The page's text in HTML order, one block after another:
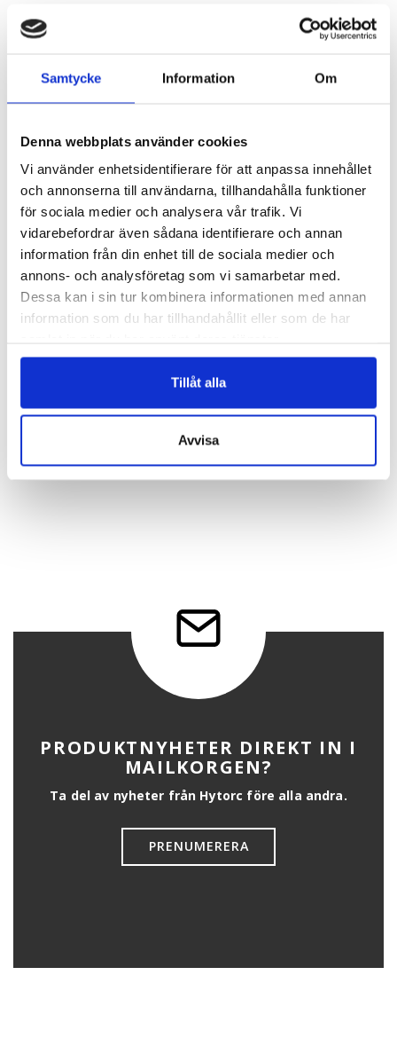
Samtycke Information Om
Denna webbplats använder cookies
Vi använder enhetsidentifierare för att anpassa innehållet
och annonserna till användarna, tillhandahålla funktioner
för sociala medier och analysera vår trafik. Vi
vidarebefordrar även sådana identifierare och annan
information från din enhet till de sociala medier och
annons- och analysföretag som vi samarbetar med.
Dessa kan i sin tur kombinera informationen med annan
information som du har tillhandahållit eller som de har
Tillåt alla
Avvisa
FÖREGÅENDE
NÄSTA
PRODUKTNYHETER DIREKT IN I
MAILKORGEN?
Ta del av nyheter från Hytorc före alla andra.
PRENUMERERA